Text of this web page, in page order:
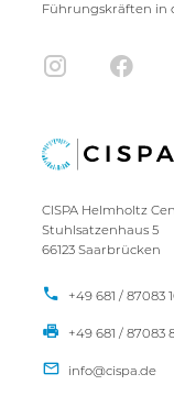
Führungskräften in
CISPA Helmholtz
Stuhlsatzenhaus 5
66123 Saarbrücken
+49 681 / 87083
+49 681 / 87083